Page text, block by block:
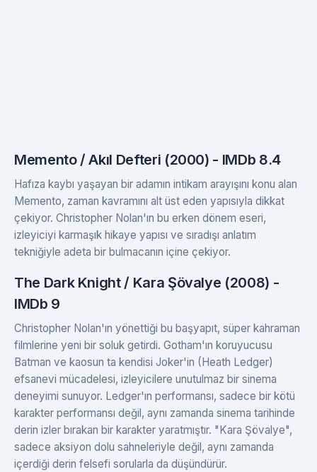
Memento / Akıl Defteri (2000) - IMDb 8.4
Hafıza kaybı yaşayan bir adamın intikam arayışını konu alan
Memento, zaman kavramını alt üst eden yapısıyla dikkat
çekiyor. Christopher Nolan'ın bu erken dönem eseri,
izleyiciyi karmaşık hikaye yapısı ve sıradışı anlatım
tekniğiyle adeta bir bulmacanın içine çekiyor.
The Dark Knight / Kara Şövalye (2008) -
IMDb 9
Christopher Nolan'ın yönettiği bu başyapıt, süper kahraman
filmlerine yeni bir soluk getirdi. Gotham'ın koruyucusu
Batman ve kaosun ta kendisi Joker'in (Heath Ledger)
efsanevi mücadelesi, izleyicilere unutulmaz bir sinema
deneyimi sunuyor. Ledger'ın performansı, sadece bir kötü
karakter performansı değil, aynı zamanda sinema tarihinde
derin izler bırakan bir karakter yaratmıştır. "Kara Şövalye",
sadece aksiyon dolu sahneleriyle değil, aynı zamanda
içerdiği derin felsefi sorularla da düşündürür.